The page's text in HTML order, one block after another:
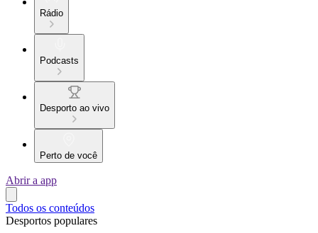
Rádio
Podcasts
Desporto ao vivo
Perto de você
Abrir a app
Todos os conteúdos
Desportos populares